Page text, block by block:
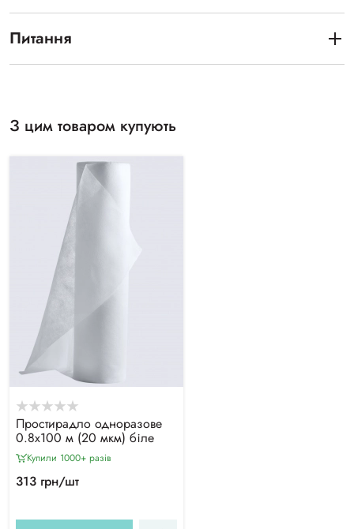
Питання
З цим товаром купують
Простирадло одноразове
0.8х100 м (20 мкм) біле
Купили 1000+ разiв
313 грн/шт